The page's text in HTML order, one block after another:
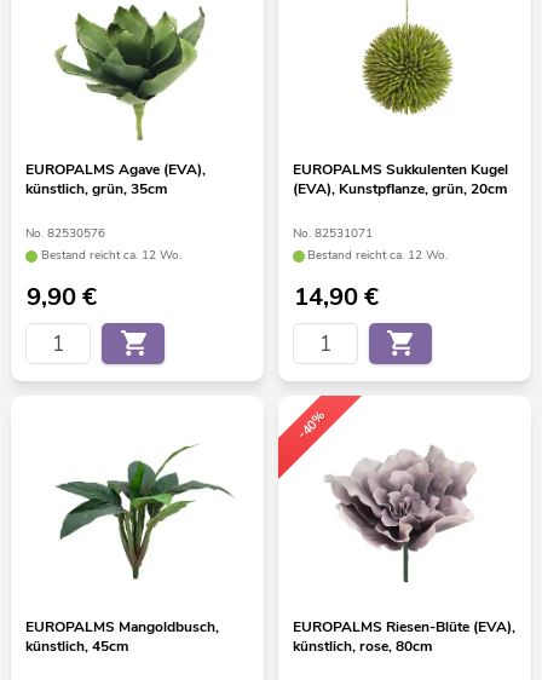
EUROPALMS Agave (EVA),
künstlich, grün, 35cm
No. 82530576
Bestand reicht ca. 12 Wo.
9,90€
EUROPALMS Sukkulenten Kugel
(EVA), Kunstpflanze, grün, 20cm
No. 82531071
Bestand reicht ca. 12 Wo.
14,90€
EUROPALMS Mangoldbusch,
künstlich, 45cm
-40%
EUROPALMS Riesen-Blüte (EVA),
künstlich, rose, 80cm